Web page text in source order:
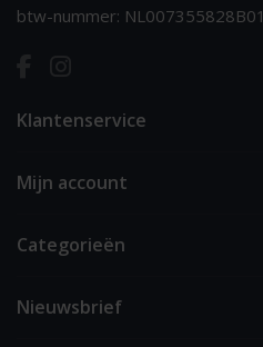
btw-nummer: NL007355828B01
Klantenservice
Mijn account
Categorieën
Nieuwsbrief